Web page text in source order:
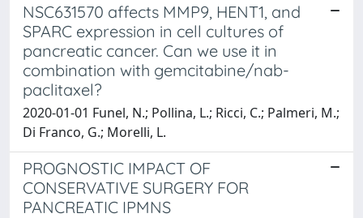
NSC631570 affects MMP9, HENT1, and
SPARC expression in cell cultures of
pancreatic cancer. Can we use it in
combination with gemcitabine/nab-
paclitaxel?
2020-01-01 Funel, N.; Pollina, L.; Ricci, C.; Palmeri, M.;
Di Franco, G.; Morelli, L.
PROGNOSTIC IMPACT OF
CONSERVATIVE SURGERY FOR
PANCREATIC IPMNS